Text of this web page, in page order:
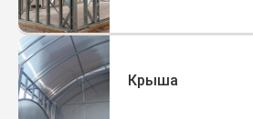
Крыша